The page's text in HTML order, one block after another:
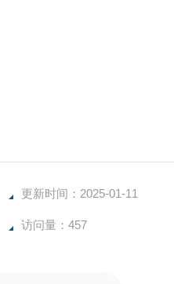
更新时间：2025-01-11
访问量：457